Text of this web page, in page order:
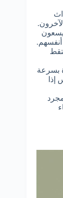
أنفسهم.
بسرعة
إذا